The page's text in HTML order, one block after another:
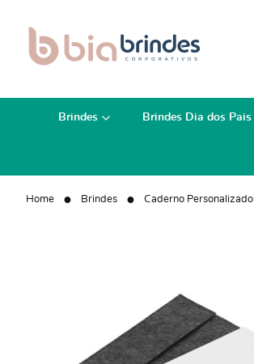
Brindes Brindes Dia dos Pais
Home Brindes Caderno Personalizado